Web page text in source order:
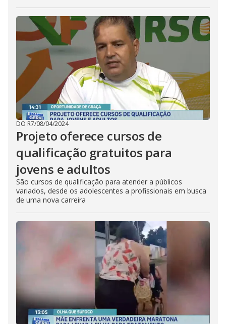
DO R7/08/04/2024
Projeto oferece cursos de
qualificação gratuitos para
jovens e adultos
São cursos de qualificação para atender a públicos
variados, desde os adolescentes a profissionais em busca
de uma nova carreira